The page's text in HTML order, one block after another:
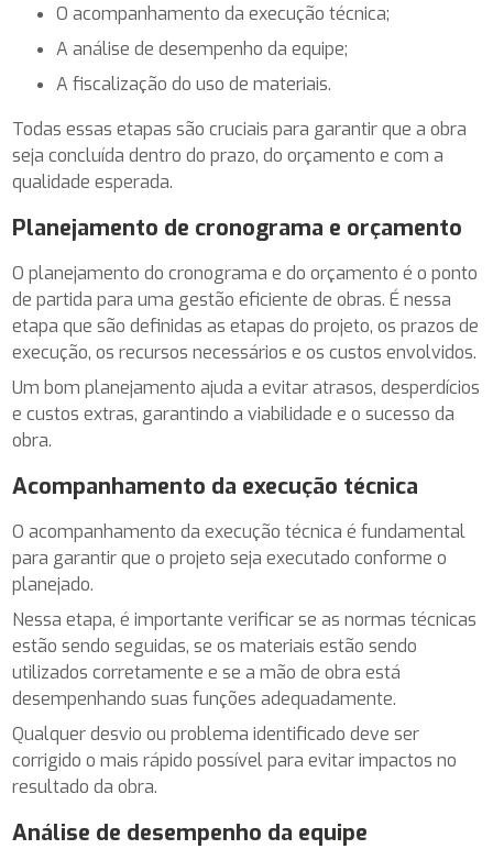
o acompanhamento da execução técnica;
a análise de desempenho da equipe;
a fiscalização do uso de materiais.
Todas essas etapas são cruciais para garantir que a obra
seja concluída dentro do prazo, do orçamento e com a
qualidade esperada.
Planejamento de cronograma e orçamento
O planejamento do cronograma e do orçamento é o ponto
de partida para uma gestão eficiente de obras. É nessa
etapa que são definidas as etapas do projeto, os prazos de
execução, os recursos necessários e os custos envolvidos.
Um bom planejamento ajuda a evitar atrasos, desperdícios
e custos extras, garantindo a viabilidade e o sucesso da
obra.
Acompanhamento da execução técnica
O acompanhamento da execução técnica é fundamental
para garantir que o projeto seja executado conforme o
planejado.
Nessa etapa, é importante verificar se as normas técnicas
estão sendo seguidas, se os materiais estão sendo
utilizados corretamente e se a mão de obra está
desempenhando suas funções adequadamente.
Qualquer desvio ou problema identificado deve ser
corrigido o mais rápido possível para evitar impactos no
resultado da obra.
Análise de desempenho da equipe